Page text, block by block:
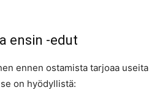
ensin -edut
ennen ostamista tarjoaa useita
on hyödyllistä: